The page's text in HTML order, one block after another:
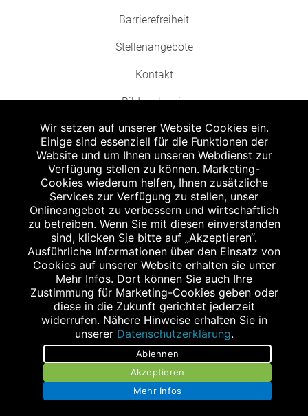
Barrierefreiheit
Stellenangebote
Kontakt
Bildnachweis
Abgabe in haushaltsüblichen Mengen, solange der Vorrat reicht. Für Druck-
und Satzfehler keine Haftung.
Zu Risiken und Nebenwirkungen lesen Sie die Packungsbeilage und fragen
Sie Ihren Arzt oder Apotheker.
Angabe nach der deutschen Arzneimitteltaxe Apothekenerstattungspreis
(AEP). Der AEP ist keine unverbindliche Preisempfehlung der Hersteller. Der
AEP ist ein von den Apotheken in Ansatz gebrachter Preis für rezeptfreie
Arzneimittel. Er entspricht in der Höhe dem für Apotheken verbindlichen
Abgabepreis, zu dem eine Apotheke in bestimmten Fällen (z.B. bei Kindern
unter 12 Jahren) das Produkt mit der gesetzlichen Krankenversicherung
abrechnet. Der AEP ist der allgemeine Erstattungspreis im Falle einer
Kostenübernahme durch die gesetzlichen Krankenkassen, vor Abzug eines
Zwangsrabattes (zur Zeit 5%) nach §130 Abs. 1 SGB V.
Unverbindliche Preisempfehlung des Herstellers (UVP).
powered by apovena.de
Wir setzen auf unserer Website Cookies ein.
Einige sind essenziell für die Funktionen der
Website und um Ihnen unseren Webdienst zur
Verfügung stellen zu können. Marketing-
Cookies wiederum helfen, Ihnen zusätzliche
Services zur Verfügung zu stellen, unser
Onlineangebot zu verbessern und wirtschaftlich
zu betreiben. Wenn Sie mit diesen einverstanden
sind, klicken Sie bitte auf „Akzeptieren“.
Ausführliche Informationen über den Einsatz von
Cookies auf unserer Website erhalten sie unter
Mehr Infos. Dort können Sie auch Ihre
Zustimmung für Marketing-Cookies geben oder
diese in die Zukunft gerichtet jederzeit
widerrufen. Nähere Hinweise erhalten Sie in
unserer Datenschutzerklärung.
Ablehnen
Akzeptieren
Mehr Infos